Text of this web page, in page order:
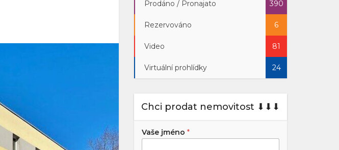
Prodáno / Pronajato 390
Rezervováno 6
Video 81
Virtuální prohlídky 24
Chci prodat nemovitost ⬇︎⬇︎⬇︎
Vaše jméno *